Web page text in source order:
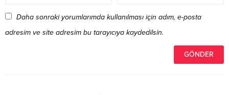
Daha sonraki yorumlarımda kullanılması için adım, e-posta
adresim ve site adresim bu tarayıcıya kaydedilsin.